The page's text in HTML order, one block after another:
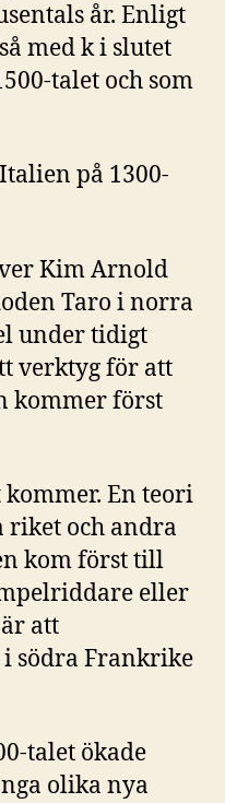
år. Enligt
med k i slutet
talet och som
på 1300-
Kim Arnold
Taro i norra
under tidigt
verktyg för att
kommer först
En teori
riket och andra
kom först till
eller
att
i södra Frankrike
talet ökade
olika nya